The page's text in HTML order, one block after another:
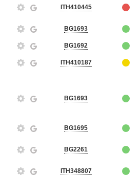
ITH410445
BG1693
BG1692
ITH410187
BG1693
BG1695
BG2261
ITH348807